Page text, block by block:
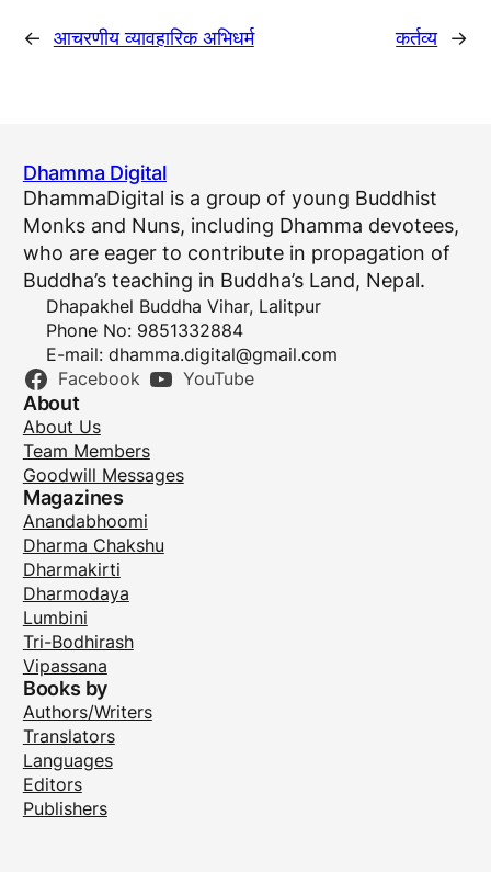
← आचरणीय व्यावहारिक अभिधर्म कर्तव्य →
Dhamma Digital
DhammaDigital is a group of young Buddhist
Monks and Nuns, including Dhamma devotees,
who are eager to contribute in propagation of
Buddha’s teaching in Buddha’s Land, Nepal.
Dhapakhel Buddha Vihar, Lalitpur
Phone No: 9851332884
E-mail: dhamma.digital@gmail.com
Facebook YouTube
About
About Us
Team Members
Goodwill Messages
Magazines
Anandabhoomi
Dharma Chakshu
Dharmakirti
Dharmodaya
Lumbini
Tri-Bodhirash
Vipassana
Books by
Authors/Writers
Translators
Languages
Editors
Publishers